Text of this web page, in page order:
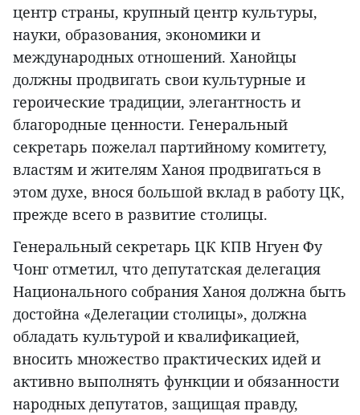
центр страны, крупный центр культуры,
науки, образования, экономики и
международных отношений. Ханойцы
должны продвигать свои культурные и
героические традиции, элегантность и
благородные ценности. Генеральный
секретарь пожелал партийному комитету,
властям и жителям Ханоя продвигаться в
этом духе, внося большой вклад в работу ЦК,
прежде всего в развитие столицы.
Генеральный секретарь ЦК КПВ Нгуен Фу
Чонг отметил, что депутатская делегация
Национального собрания Ханоя должна быть
достойна «Делегации столицы», должна
обладать культурой и квалификацией,
вносить множество практических идей и
активно выполнять функции и обязанности
народных депутатов, защищая правду,